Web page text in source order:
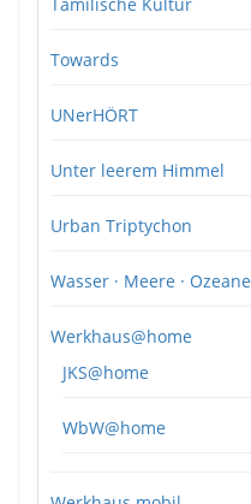
Towards
UNerHÖRT
Unter leerem Himmel
Urban Triptychon
Wasser · Meere · Ozeane
Werkhaus@home
JKS@home
WbW@home